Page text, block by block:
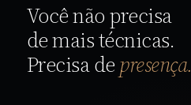
Você não precisa
de mais técnicas.
Precisa depresença.